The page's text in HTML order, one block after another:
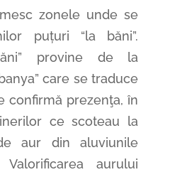
zonele unde se
puțuri “la băni”.
provine de la
care se traduce
confirmă prezenţa, în
ce scoteau la
aur din aluviunile
aurului